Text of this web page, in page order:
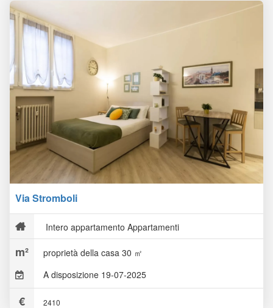
Via Stromboli
Intero appartamento Appartamenti
proprietà della casa 30 ㎡
A disposizione 19-07-2025
2410